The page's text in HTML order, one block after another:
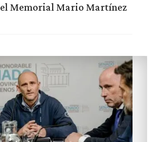
el Memorial Mario Martínez